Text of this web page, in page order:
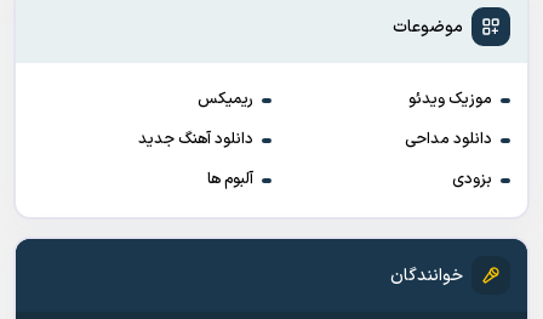
موضوعات
موزیک ویدئو
ریمیکس
دانلود مداحی
دانلود آهنگ جدید
بزودی
آلبوم ها
خوانندگان